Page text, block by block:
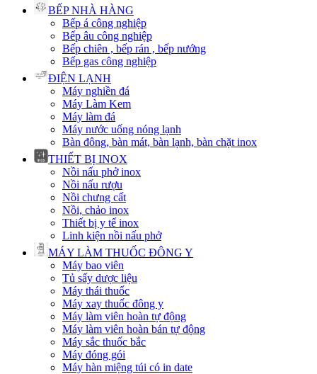
BẾP NHÀ HÀNG
Bếp á công nghiệp
Bếp âu công nghiệp
Bếp chiên , bếp rán , bếp nướng
Bếp gas công nghiệp
ĐIỆN LẠNH
Máy nghiền đá
Máy Làm Kem
Máy làm đá
Máy nước uống nóng lạnh
Bàn đông, bàn mát, bàn lạnh, bàn chặt inox
THIẾT BỊ INOX
Nồi nấu phở inox
Nồi nấu rượu
Nồi chưng cất
Nồi, chảo inox
Thiết bị y tế inox
Linh kiện nồi nấu phở
MÁY LÀM THUỐC ĐÔNG Y
Máy bao viên
Tủ sấy dược liệu
Máy thái thuốc
Máy xay thuốc đông y
Máy làm viên hoàn tự động
Máy làm viên hoàn bán tự động
Máy sắc thuốc bắc
Máy đóng gói
Máy hàn miệng túi có in date